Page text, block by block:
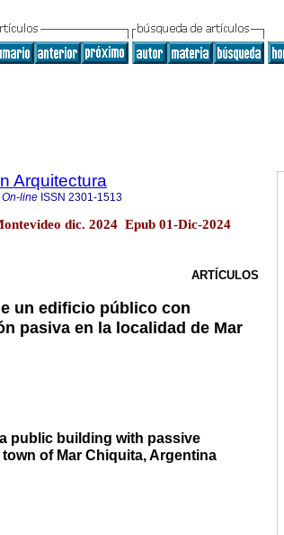
Arquitectura
line ISSN 2301-1513
dic. 2024 Epub 01-Dic-2024
ARTÍCULOS
un edificio público con
pasiva en la localidad de Mar
public building with passive
of Mar Chiquita, Argentina